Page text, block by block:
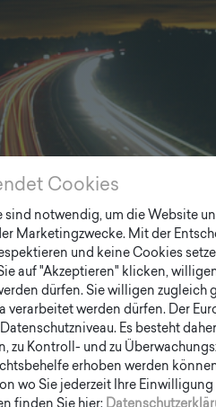
Cookies
notwendig, um die Website
Marketingzwecke. Mit der
und keine Cookies
auf "Akzeptieren" klicken,
dürfen. Sie willigen zugleich
verarbeitet werden dürfen. Der
Es besteht
zu Kontroll- und zu
erhoben werden
wo Sie jederzeit Ihre